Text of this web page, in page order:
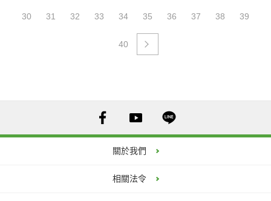
30 31 32 33 34 35 36 37 38 39
40
關於我們
相關法令